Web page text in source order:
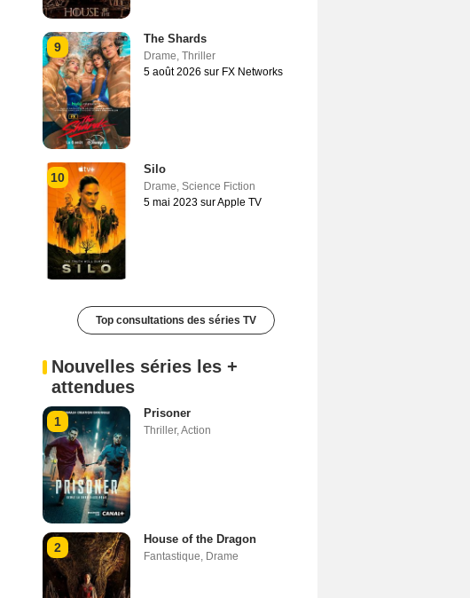
9
The Shards
Drame, Thriller
5 août 2026 sur FX Networks
10
Silo
Drame, Science Fiction
5 mai 2023 sur Apple TV
Top consultations des séries TV
Nouvelles séries les +
attendues
1
Prisoner
Thriller,Action
2
House of the Dragon
Fantastique, Drame